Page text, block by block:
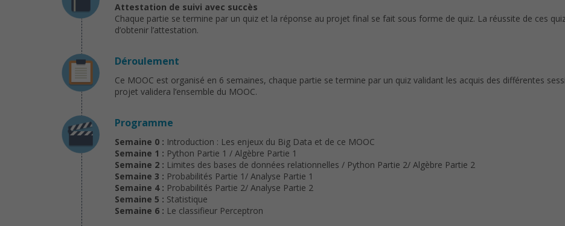
Attestation de suivi avec succès
Chaque partie se termine par un quiz et la réponse au projet final se fait sous forme de quiz. La réussite de ces
d’obtenir l’attestation.
Déroulement
Ce MOOC est organisé en 6 semaines, chaque partie se termine par un quiz validant les acquis des différentes
projet validera l’ensemble du MOOC.
Programme
Semaine 0 : Introduction : Les enjeux du Big Data et de ce MOOC
Semaine 1 : Python Partie 1 / Algèbre Partie 1
Semaine 2 : Limites des bases de données relationnelles / Python Partie 2/ Algèbre Partie 2
Semaine 3 : Probabilités Partie 1/ Analyse Partie 1
Semaine 4 : Probabilités Partie 2/ Analyse Partie 2
Semaine 5 : Statistique
Semaine 6 : Le classifieur Perceptron